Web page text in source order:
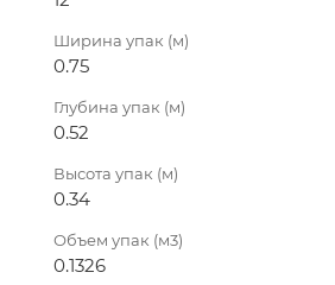
Ширина упак (м)
0.75
Глубина упак (м)
0.52
Высота упак (м)
0.34
Объем упак (м3)
0.1326